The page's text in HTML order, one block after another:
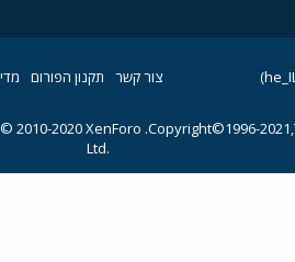
צור קשר תקנון הפורום
Copyright©1996-
© 2010-2020 XenForo
Ltd.